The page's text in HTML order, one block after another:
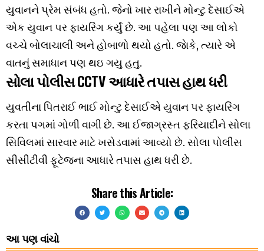
યુવાનને પ્રેમ સંબંધ હતો. જેનો ખાર રાખીને મોન્ટુ દેસાઈએ
એક યુવાન પર ફાયરિંગ કર્યું છે. આ પહેલા પણ આ લોકો
વચ્ચે બોલાચાલી અને હોબાળો થયો હતો. જાેકે, ત્યારે એ
વાતનું સમાધાન પણ થઇ ગયુ હતુ.
સોલા પોલીસ CCTV આધારે તપાસ હાથ ધરી
યુવતીના પિતરાઈ ભાઈ મોન્ટુ દેસાઈએ યુવાન પર ફાયરિંગ
કરતા પગમાં ગોળી વાગી છે. આ ઈજાગ્રસ્ત ફરિયાદીને સોલા
સિવિલમાં સારવાર માટે ખસેડવામાં આવ્યો છે. સોલા પોલીસ
સીસીટીવી ફૂટેજના આધારે તપાસ હાથ ધરી છે.
Share this Article:
આ પણ વાંચો